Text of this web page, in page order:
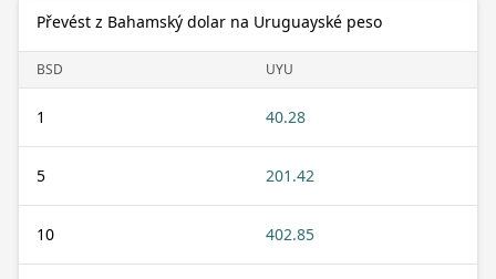
Převést z Bahamský dolar na Uruguayské peso
BSD UYU
1 40.28
5 201.42
10 402.85